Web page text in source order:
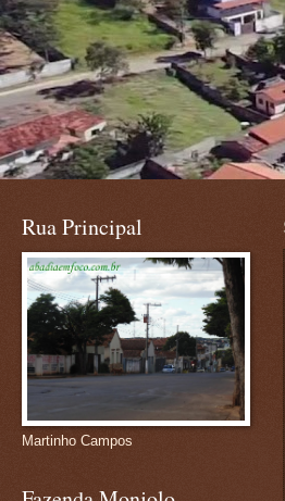
Rua Principal
Martinho Campos